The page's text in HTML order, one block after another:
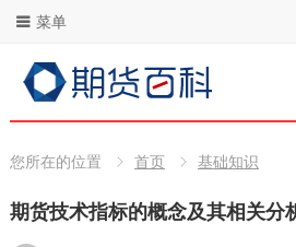
菜单
您所在的位置 首页 基础知识
期货技术指标的概念及其相关分